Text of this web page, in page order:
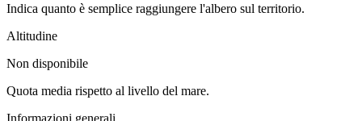
Indica quanto è semplice raggiungere l'albero sul territorio.
Altitudine
Non disponibile
Quota media rispetto al livello del mare.
Informazioni generali